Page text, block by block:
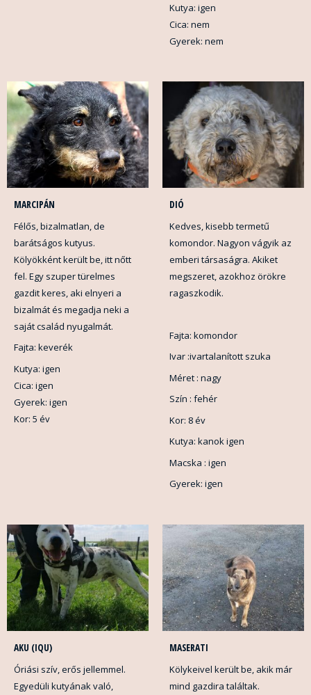
Kutya: igen
Cica: nem
Gyerek: nem
MARCIPÁN
Félős, bizalmatlan, de
barátságos kutyus.
Kölyökként került be, itt nőtt
fel. Egy szuper türelmes
gazdit keres, aki elnyeri a
bizalmát és megadja neki a
saját család nyugalmát.
Fajta: keverék
Kutya: igen
Cica: igen
Gyerek: igen
Kor: 5 év
DIÓ
Kedves, kisebb termetű
komondor. Nagyon vágyik az
emberi társaságra. Akiket
megszeret, azokhoz örökre
ragaszkodik.
Fajta: komondor
Ivar :ivartalanított szuka
Méret : nagy
Szín : fehér
Kor: 8 év
Kutya: kanok igen
Macska : igen
Gyerek: igen
AKU (IQU)
Óriási szív, erős jellemmel.
Egyedüli kutyának való,
MASERATI
Kölykeivel került be, akik már
mind gazdira találtak.